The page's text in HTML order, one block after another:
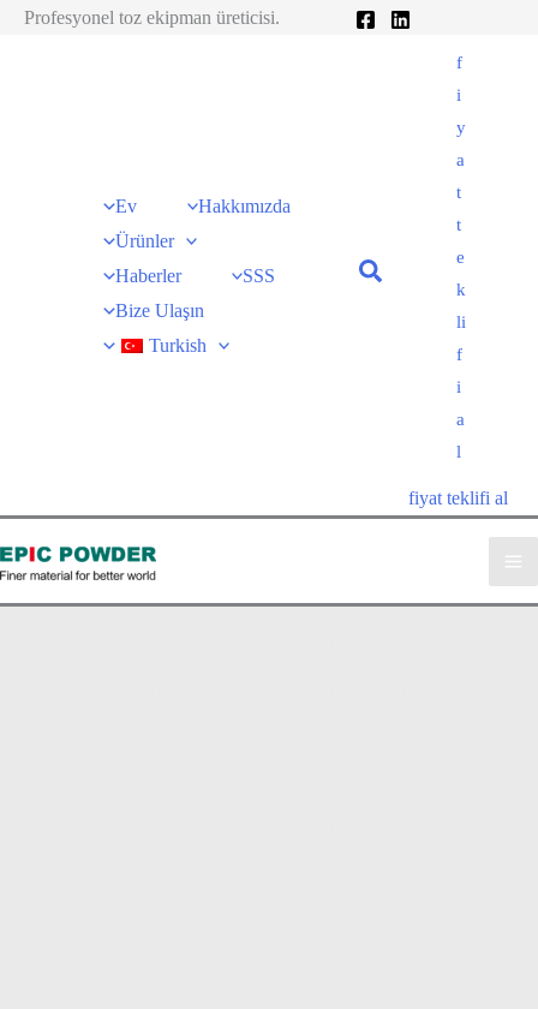
Profesyonel toz ekipman üreticisi.
Ev
Hakkımızda
Ürünler
Haberler
SSS
Bize Ulaşın
Turkish
f
i
y
a
t
t
e
k
li
f
i
a
l
fiyat teklifi al